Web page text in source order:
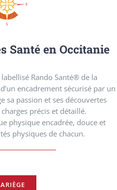
Santé en Occitanie
Rando Santé® de la
encadrement sécurisé par un
sa passion et ses découvertes
précis et détaillé.
physique encadrée, douce et
physiques de chacun.
ARIÈGE